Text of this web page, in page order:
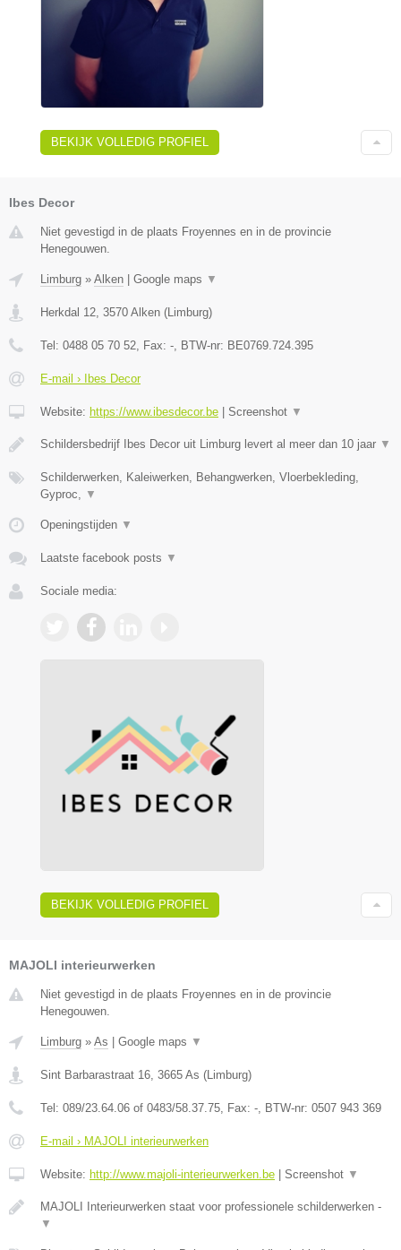
BEKIJK VOLLEDIG PROFIEL
Ibes Decor
Niet gevestigd in de plaats Froyennes en in de provincie
Henegouwen.
Limburg » Alken Google maps ▼
Herkdal 12, 3570 Alken (Limburg)
Tel: 0488 05 70 52, Fax: -, BTW-nr: BE0769.724.395
E-mail › Ibes Decor
Website: https://www.ibesdecor.be Screenshot ▼
Schildersbedrijf Ibes Decor uit Limburg levert al meer dan 10 jaar ▼
Schilderwerken, Kaleiwerken, Behangwerken, Vloerbekleding,
Gyproc, ▼
Openingstijden ▼
Laatste facebook posts ▼
Sociale media:
BEKIJK VOLLEDIG PROFIEL
MAJOLI interieurwerken
Niet gevestigd in de plaats Froyennes en in de provincie
Henegouwen.
Limburg » As Google maps ▼
Sint Barbarastraat 16, 3665 As (Limburg)
Tel: 089/23.64.06 of 0483/58.37.75, Fax: -, BTW-nr: 0507 943 369
E-mail › MAJOLI interieurwerken
Website: http://www.majoli-interieurwerken.be Screenshot ▼
MAJOLI Interieurwerken staat voor professionele schilderwerken -
▼